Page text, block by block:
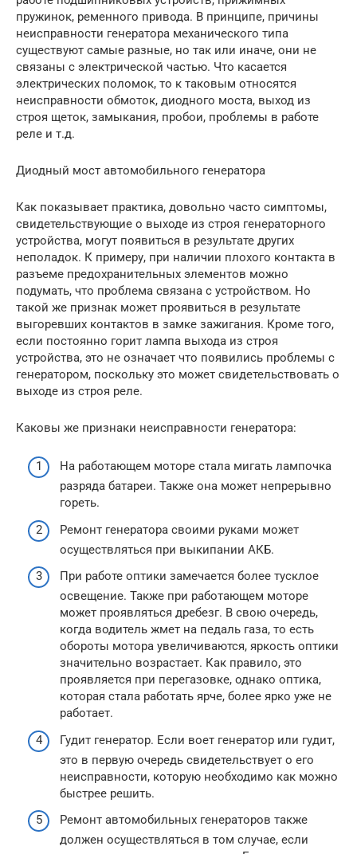
пружинок, ременного привода. В принципе, причины
неисправности генератора механического типа
существуют самые разные, но так или иначе, они не
связаны с электрической частью. Что касается
электрических поломок, то к таковым относятся
неисправности обмоток, диодного моста, выход из
строя щеток, замыкания, пробои, проблемы в работе
реле и т.д.
Диодный мост автомобильного генератора
Как показывает практика, довольно часто симптомы,
свидетельствующие о выходе из строя генераторного
устройства, могут появиться в результате других
неполадок. К примеру, при наличии плохого контакта в
разъеме предохранительных элементов можно
подумать, что проблема связана с устройством. Но
такой же признак может проявиться в результате
выгоревших контактов в замке зажигания. Кроме того,
если постоянно горит лампа выхода из строя
устройства, это не означает что появились проблемы с
генератором, поскольку это может свидетельствовать о
выходе из строя реле.
Каковы же признаки неисправности генератора:
На работающем моторе стала мигать лампочка
разряда батареи. Также она может непрерывно
гореть.
Ремонт генератора своими руками может
осуществляться при выкипании АКБ.
При работе оптики замечается более тусклое
освещение. Также при работающем моторе
может проявляться дребезг. В свою очередь,
когда водитель жмет на педаль газа, то есть
обороты мотора увеличиваются, яркость оптики
значительно возрастает. Как правило, это
проявляется при перегазовке, однако оптика,
которая стала работать ярче, более ярко уже не
работает.
Гудит генератор. Если воет генератор или гудит,
это в первую очередь свидетельствует о его
неисправности, которую необходимо как можно
быстрее решить.
Ремонт автомобильных генераторов также
должен осуществляться в том случае, если